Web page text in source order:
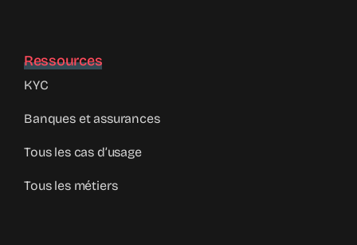
Ressources
KYC
Banques et assurances
Tous les cas d’usage
Tous les métiers